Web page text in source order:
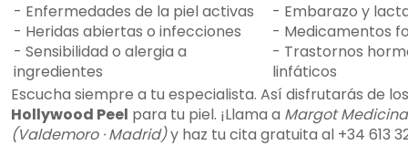
- Enfermedades de la piel activas
- Heridas abiertas o infecciones
- Sensibilidad o alergia a
ingredientes
- Embarazo y
- Medicamentos
- Trastornos
linfáticos
Escucha siempre a tu especialista. Así disfrutarás de
Hollywood Peel para tu piel. ¡Llama a Margot
(Valdemoro · Madrid)y haz tu cita gratuita al +34 613